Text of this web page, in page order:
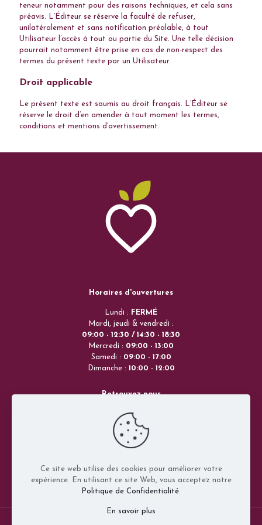
teneur notamment pour des raisons techniques, et cela sans
préavis. L’Éditeur se réserve la faculté de refuser,
unilatéralement et sans notification préalable, à tout
Utilisateur l’accès à tout ou partie du Site. Une telle décision
pourrait notamment être prise en cas de non-respect des
termes du présent texte par un Utilisateur.
Droit applicable
Le présent texte est soumis au droit français. L’Éditeur se
réserve le droit d’en amender à tout moment les termes,
conditions et mentions d’avertissement.
Horaires d'ouvertures
Lundi : FERMÉ
Mardi, jeudi & vendredi :
09:00 - 12:30 / 14:30 - 18:30
Mercredi : 09:00 - 13:00
Samedi : 09:00 - 17:00
Dimanche : 10:00 - 12:00
Retrouvez-nous
173 rue Mal de Lattre de Tassigny
68160 Sainte-Marie-aux-Mines
Grand-Est
FRANCE
Contactez-nous
03 68 61 18 59
Ce site web utilise des cookies pour améliorer votre
expérience. En utilisant ce site Web, vous acceptez notre
Politique de Confidentialité.
En savoir plus